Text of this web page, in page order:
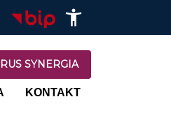
SYNERGIA
KONTAKT